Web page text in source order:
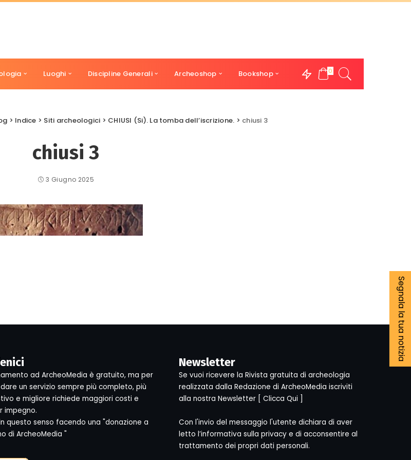
Luoghi Discipline Generali Archeoshop Bookshop 0
> Indice > Siti archeologici > CHIUSI (Si). La tomba dell’iscrizione. > chiusi 3
chiusi 3
3 Giugno 2025
Segnala la tua notizia
ad ArcheoMedia è gratuito, ma per
un servizio sempre più completo, più
e migliore richiede maggiori costi e
impegno.
questo senso facendo una "donazione a
di ArcheoMedia "
Newsletter
Se vuoi ricevere la Rivista gratuita di archeologia
realizzata dalla Redazione di ArcheoMedia iscriviti
alla nostra Newsletter [ Clicca Qui ]
Con l'invio del messaggio l'utente dichiara di aver
letto l’informativa sulla privacy e di acconsentire al
trattamento dei propri dati personali.